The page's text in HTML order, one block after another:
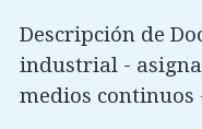
Descripción de
industrial -
medios continuos